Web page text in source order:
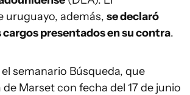
además, se declaró
presentados en su contra.
semanario Búsqueda, que
Marset con fecha del 17 de junio